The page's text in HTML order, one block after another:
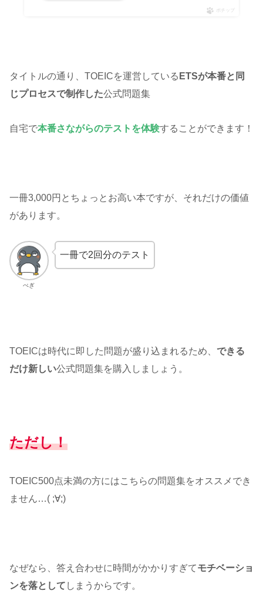
ポチップ
タイトルの通り、TOEICを運営している ETSが本番と同
じプロセスで制作した公式問題集
自宅で本番さながらのテストを体験することができます！
一冊3,000円とちょっとお高い本ですが、それだけの価値
があります。
ぺぎ
一冊で2回分のテスト
TOEICは時代に即した問題が盛り込まれるため、 できる
だけ新しい公式問題集を購入しましょう。
ただし！
TOEIC500点未満の方にはこちらの問題集をオススメでき
ません…( ;∀;)
なぜなら、答え合わせに時間がかかりすぎてモチベーショ
ンを落として しまうからです。